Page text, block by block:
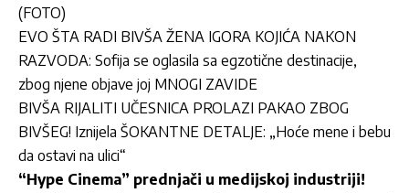
(FOTO)
EVO ŠTA RADI BIVŠA ŽENA IGORA KOJIĆA NAKON
RAZVODA: Sofija se oglasila sa egzotične destinacije,
zbog njene objave joj MNOGI ZAVIDE
BIVŠA RIJALITI UČESNICA PROLAZI PAKAO ZBOG
BIVŠEG! Iznijela ŠOKANTNE DETALJE: „Hoće mene i bebu
da ostavi na ulici“
“Hype Cinema” prednjači u medijskoj industriji!